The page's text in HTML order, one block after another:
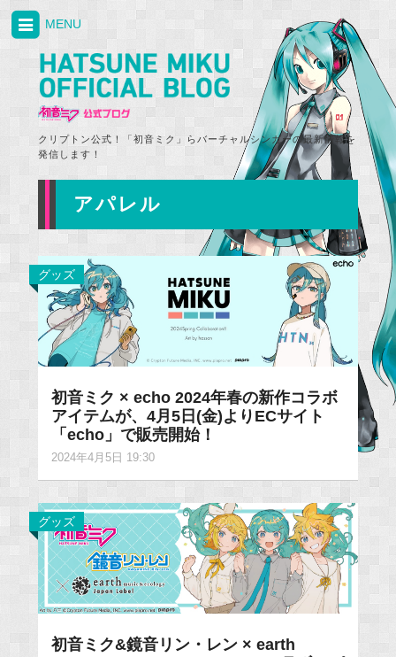
クリプトン公式！「初音ミク」らバーチャルシンガーの最新情報を
発信します！
MENU
アパレル
グッズ
初音ミク × echo 2024年春の新作コラボ
アイテムが、4月5日(金)よりECサイト
「echo」で販売開始！
2024年4月5日 19:30
グッズ
初音ミク&鏡音リン・レン × earth